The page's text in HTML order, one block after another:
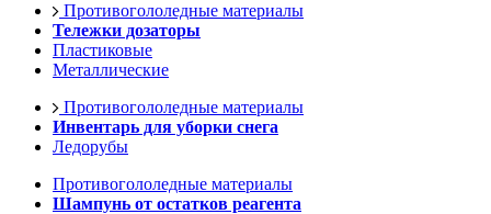
Противогололедные материалы
Тележки дозаторы
Пластиковые
Металлические
Противогололедные материалы
Инвентарь для уборки снега
Ледорубы
Противогололедные материалы
Шампунь от остатков реагента